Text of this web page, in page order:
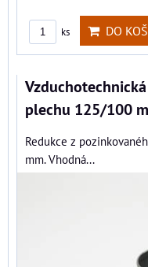
ks DO
plechu 125/100
Redukce z
mm. Vhodná...